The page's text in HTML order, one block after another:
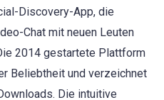
Discovery-App, die
Chat mit neuen Leuten
2014 gestartete Plattform
Beliebtheit und verzeichnet
Die intuitive